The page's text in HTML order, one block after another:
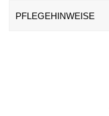
PFLEGEHINWEISE